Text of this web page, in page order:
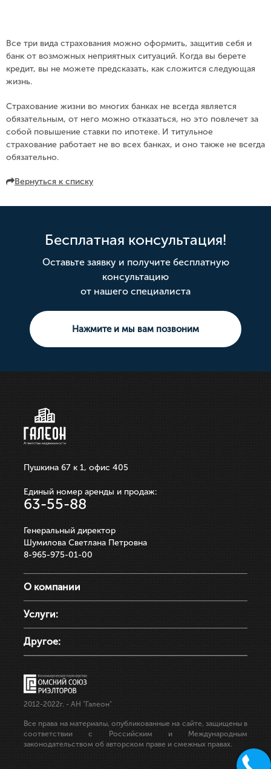
Все три вида страхования можно оформить, защитив себя и
банк от возможных неприятных ситуаций. Когда вы берете
кредит, вы не можете предсказать, как сложится следующая
жизнь. ⠀
Страхование жизни во многих банках не всегда является
обязательным, от него можно отказаться, но это повлечет за
собой повышение ставки по ипотеке. И титульное
страхование работает не во всех банках, и оно также не всегда
обязательно.
Вернуться к списку
Бесплатная консультация!
Оставьте заявку и получите бесплатную
консультацию
от нашего специалиста
Нажмите и мы вам позвоним
Пушкина 67 к 1, офис 405
Единый номер аренды и продаж:
63-55-88
Генеральный директор
Шумилова Светлана Петровна
8-965-975-01-00
О компании
Услуги:
Другое:
2012-2022г. - АН "Галеон"
Все права на материалы, опубликованные на сайте, защищены в
соответствии с Российским и Международным
законодательством об авторском праве и смежных правах.